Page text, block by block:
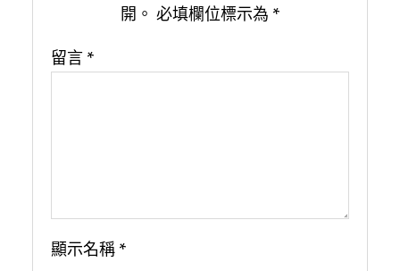
開。 必填欄位標示為 *
留言 *
顯示名稱 *